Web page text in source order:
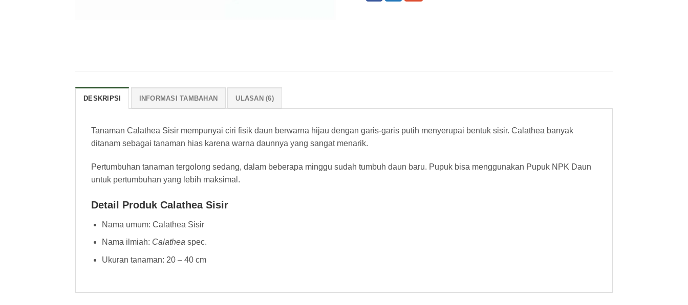
DESKRIPSI INFORMASI TAMBAHAN ULASAN (6)
Tanaman Calathea Sisir mempunyai ciri fisik daun berwarna hijau dengan garis-garis putih menyerupai bentuk sisir. Calathea banyak
ditanam sebagai tanaman hias karena warna daunnya yang sangat menarik.
Pertumbuhan tanaman tergolong sedang, dalam beberapa minggu sudah tumbuh daun baru. Pupuk bisa menggunakan Pupuk NPK Daun
untuk pertumbuhan yang lebih maksimal.
Detail Produk Calathea Sisir
Nama umum: Calathea Sisir
Nama ilmiah: Calathea spec.
Ukuran tanaman: 20 – 40 cm